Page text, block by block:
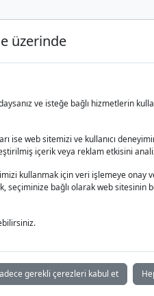
Kiralama
üzerinde
ve isteğe bağlı hizmetlerin
ise web sitemizi ve kullanıcı
içerik veya reklam etkisini
kullanmak için veri işlemeye onay
seçiminize bağlı olarak web sitesinin
gerekli çerezleri kabul et